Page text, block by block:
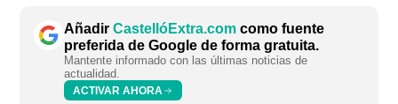
Añadir CastellóExtra.com como fuente
preferida de Google de forma gratuita.
Mantente informado con las últimas noticias de
actualidad.
ACTIVAR AHORA